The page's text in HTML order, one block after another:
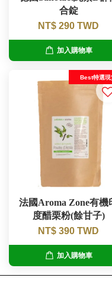
合錠
NT$ 290 TWD
加入購物車
Best特選現
法國Aroma Zone有機
度醋栗粉(餘甘子)
NT$ 390 TWD
加入購物車